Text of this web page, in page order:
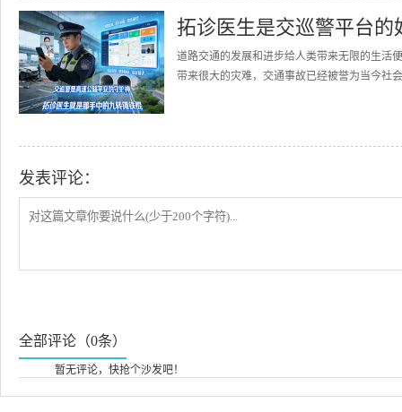
拓诊医生是交巡警平台的
道路交通的发展和进步给人类带来无限的生活
带来很大的灾难，交通事故已经被誉为当今社
发表评论：
全部评论（0条）
暂无评论，快抢个沙发吧！